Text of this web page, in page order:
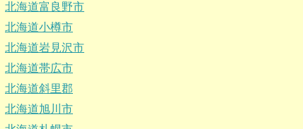
北海道富良野市
北海道小樽市
北海道岩見沢市
北海道帯広市
北海道斜里郡
北海道旭川市